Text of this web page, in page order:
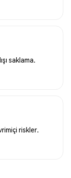
saklama.
riskler.